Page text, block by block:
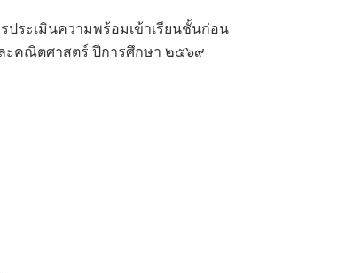
ประเมินความพร้อมเข้าเรียนชั้นก่อน
ะคณิตศาสตร์ ปีการศึกษา ๒๕๖๙